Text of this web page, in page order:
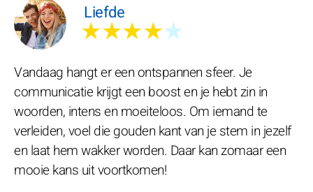
Liefde
★★★★★
Vandaag hangt er een ontspannen sfeer. Je
communicatie krijgt een boost en je hebt zin in
woorden, intens en moeiteloos. Om iemand te
verleiden, voel die gouden kant van je stem in jezelf
en laat hem wakker worden. Daar kan zomaar een
mooie kans uit voortkomen!